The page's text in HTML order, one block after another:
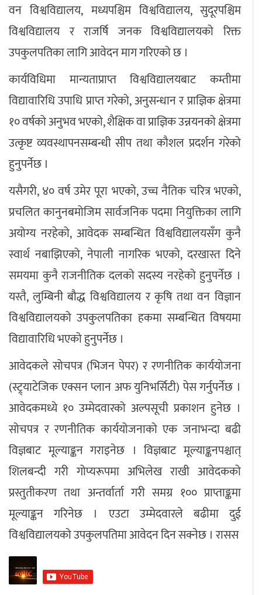
वन विश्वविद्यालय, मध्यपश्चिम विश्वविद्यालय, सुदूरपश्चिम
विश्वविद्यालय र राजर्षि जनक विश्वविद्यालयको रिक्त
उपकुलपतिका लागि आवेदन माग गरिएको छ ।
कार्यविधिमा मान्यताप्राप्त विश्वविद्यालयबाट कम्तीमा
विद्यावारिधि उपाधि प्राप्त गरेको, अनुसन्धान र प्राज्ञिक क्षेत्रमा
१० वर्षको अनुभव भएको, शैक्षिक वा प्राज्ञिक उन्नयनको क्षेत्रमा
उत्कृष्ट व्यवस्थापनसम्बन्धी सीप तथा कौशल प्रदर्शन गरेको
हुनुपर्नेछ ।
यसैगरी, ४० वर्ष उमेर पूरा भएको, उच्च नैतिक चरित्र भएको,
प्रचलित कानुनबमोजिम सार्वजनिक पदमा नियुक्तिका लागि
अयोग्य नरहेको, आवेदक सम्बन्धित विश्वविद्यालयसँग कुनै
स्वार्थ नबाझिएको, नेपाली नागरिक भएको, दरखास्त दिने
समयमा कुनै राजनीतिक दलको सदस्य नरहेको हुनुपर्नेछ ।
यस्तै, लुम्बिनी बौद्ध विश्वविद्यालय र कृषि तथा वन विज्ञान
विश्वविद्यालयको उपकुलपतिका हकमा सम्बन्धित विषयमा
विद्यावारिधि भएको हुनुपर्नेछ ।
आवेदकले सोचपत्र (भिजन पेपर) र रणनीतिक कार्ययोजना
(स्ट्र्याटेजिक एक्सन प्लान अफ युनिभर्सिटी) पेस गर्नुपर्नेछ ।
आवेदकमध्ये १० उम्मेदवारको अल्पसूची प्रकाशन हुनेछ ।
सोचपत्र र रणनीतिक कार्ययोजनाको एक जनाभन्दा बढी
विज्ञबाट मूल्याङ्कन गराइनेछ । विज्ञबाट मूल्याङ्कनपश्चात्
शिलबन्दी गरी गोप्यरूपमा अभिलेख राखी आवेदकको
प्रस्तुतीकरण तथा अन्तर्वार्ता गरी समग्र १०० प्राप्ताङ्कमा
मूल्याङ्कन गरिनेछ । एउटा उम्मेदवारले बढीमा दुई
विश्वविद्यालयको उपकुलपतिमा आवेदन दिन सक्नेछ । रासस